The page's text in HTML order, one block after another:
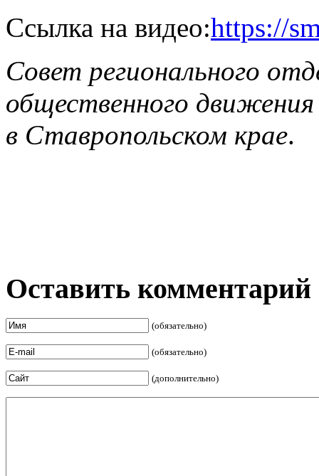
Ссылка на видео:https://
Совет регионального
общественного
в Ставропольском крае.
Оставить комментарий
(обязательно)
(обязательно)
(дополнительно)